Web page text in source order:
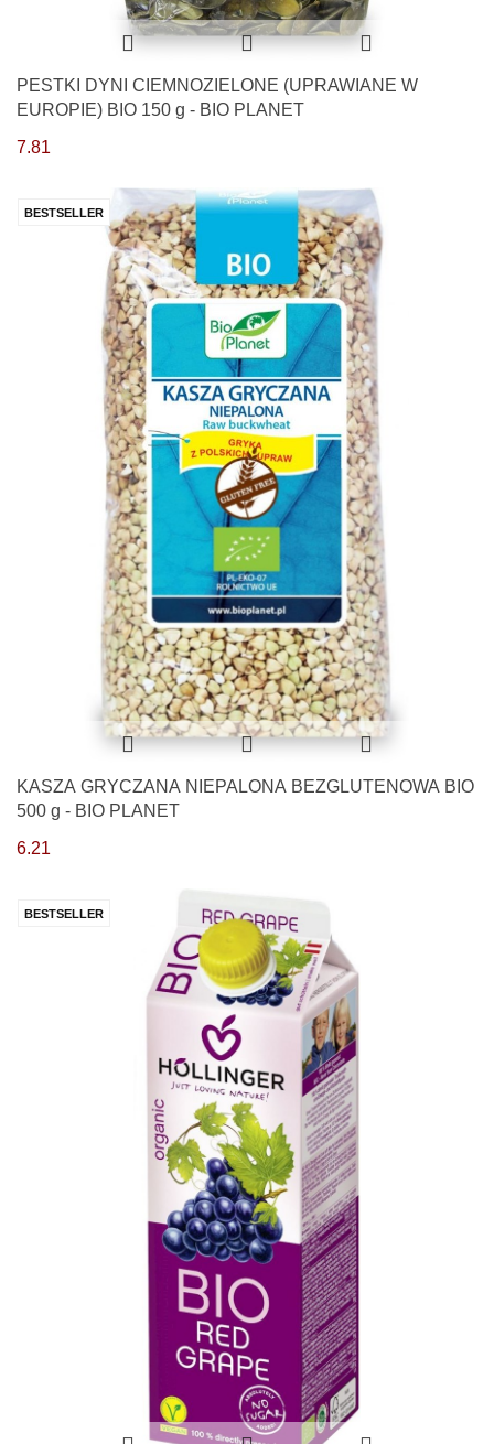
PESTKI DYNI CIEMNOZIELONE (UPRAWIANE W
EUROPIE) BIO 150 g - BIO PLANET
7.81
BESTSELLER
KASZA GRYCZANA NIEPALONA BEZGLUTENOWA BIO
500 g - BIO PLANET
6.21
BESTSELLER